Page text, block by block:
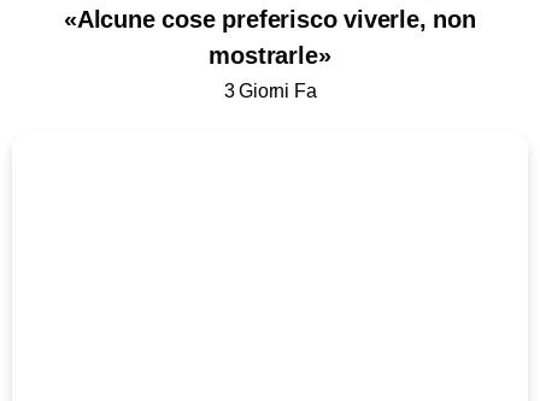
«Alcune cose preferisco viverle, non
mostrarle»
3 Giorni Fa